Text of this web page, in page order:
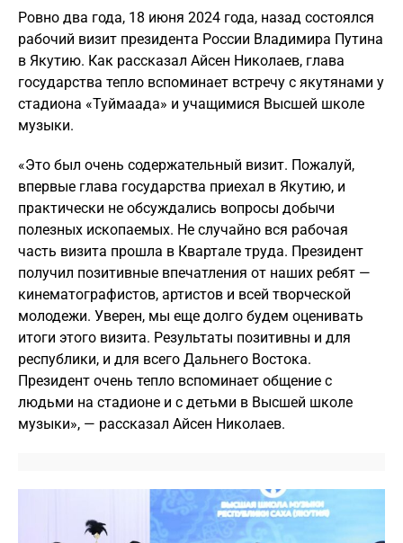
Ровно два года, 18 июня 2024 года, назад состоялся
рабочий визит президента России Владимира Путина
в Якутию. Как рассказал Айсен Николаев, глава
государства тепло вспоминает встречу с якутянами у
стадиона «Туймаада» и учащимися Высшей школе
музыки.
«Это был очень содержательный визит. Пожалуй,
впервые глава государства приехал в Якутию, и
практически не обсуждались вопросы добычи
полезных ископаемых. Не случайно вся рабочая
часть визита прошла в Квартале труда. Президент
получил позитивные впечатления от наших ребят —
кинематографистов, артистов и всей творческой
молодежи. Уверен, мы еще долго будем оценивать
итоги этого визита. Результаты позитивны и для
республики, и для всего Дальнего Востока.
Президент очень тепло вспоминает общение с
людьми на стадионе и с детьми в Высшей школе
музыки», — рассказал Айсен Николаев.